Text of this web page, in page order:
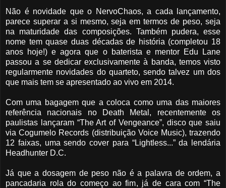
Não é novidade que o NervoChaos, a cada lançamento,
parece superar a si mesmo, seja em termos de peso, seja
na maturidade das composições. Também pudera, esse
nome tem quase duas décadas de história (completou 18
anos hoje!) e agora que o baterista e mentor Edu Lane
passou a se dedicar exclusivamente à banda, temos visto
regularmente novidades do quarteto, sendo talvez um dos
que mais tem se apresentado ao vivo em 2014.
Com uma bagagem que a coloca como uma das maiores
referência nacionais no Death Metal, recentemente os
paulistas lançaram “The Art of Vengeance”, disco que saiu
via Cogumelo Records (distribuição Voice Music), trazendo
12 faixas, uma sendo cover para “Lightless...” da lendária
Headhunter D.C.
Já que a dosagem de peso não é a palavra de ordem, a
pancadaria rola do começo ao fim, já de cara com “The